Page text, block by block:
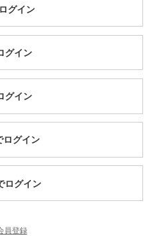
グイン
グイン
グイン
ログイン
ログイン
員登録